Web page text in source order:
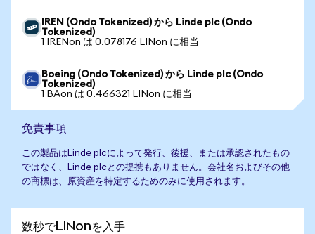
IREN (Ondo Tokenized) から Linde plc (Ondo
Tokenized)
1 IRENon は 0.078176 LINon に相当
Boeing (Ondo Tokenized) から Linde plc (Ondo
Tokenized)
1 BAon は 0.466321 LINon に相当
免責事項
この製品はLinde plcによって発行、後援、または承認されたもの
ではなく、Linde plcとの提携もありません。会社名およびその他
の商標は、原資産を特定するためのみに使用されます。
数秒でLINonを入手